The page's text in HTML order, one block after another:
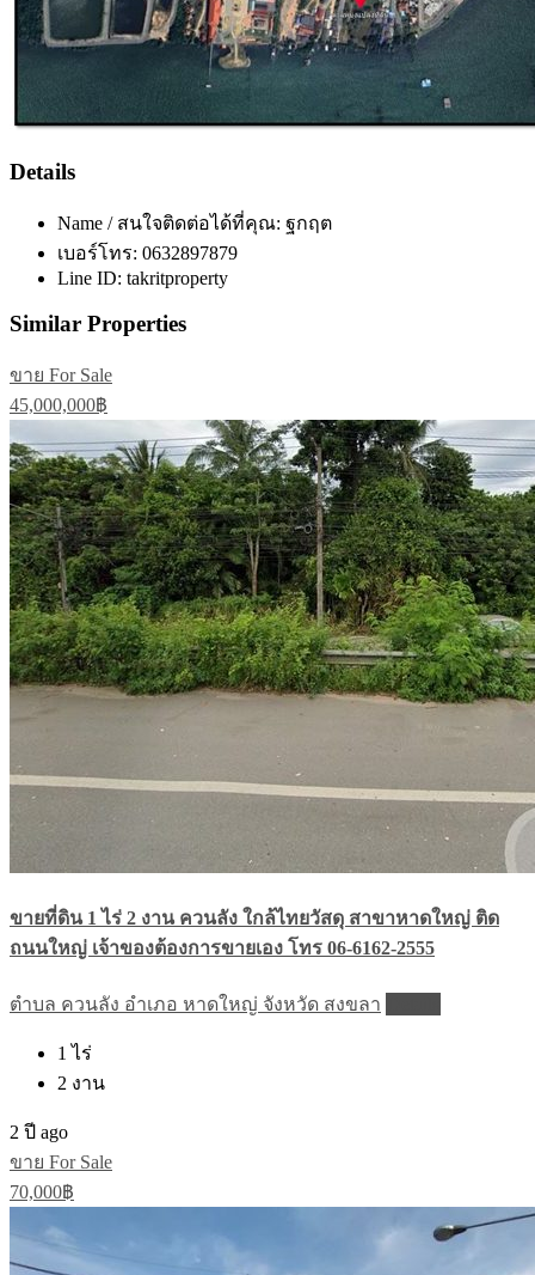
Details
Name / สนใจติดต่อได้ที่คุณ: ฐกฤต
เบอร์โทร: 0632897879
Line ID: takritproperty
Similar Properties
ขาย For Sale
45,000,000฿
ขายที่ดิน 1 ไร่ 2 งาน ควนลัง ใกล้ไทยวัสดุ สาขาหาดใหญ่ ติด
ถนนใหญ่ เจ้าของต้องการขายเอง โทร 06-6162-2555
ตำบล ควนลัง อำเภอ หาดใหญ่ จังหวัด สงขลา
1 ไร่
2 งาน
2 ปี ago
ขาย For Sale
70,000฿